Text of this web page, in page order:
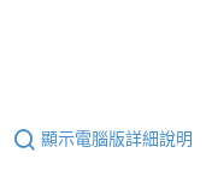
顯示電腦版詳細說明